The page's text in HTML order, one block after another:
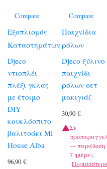
Compare
Εξοπλισμός
Καταστημάτων
Djeco
ντισπλέι
πλέξι γκλας
με έτοιμο
DIY
κουκλόσπιτο
βαλιτσάκι Mi
House Alba
96,90 €
Compare
Παιχνίδια
ρόλων
Djeco ξύλινο
παιχνίδι
ρόλων σετ
μακιγιάζ
30,90€
Σε
— παράδοση
7 ημέρες.